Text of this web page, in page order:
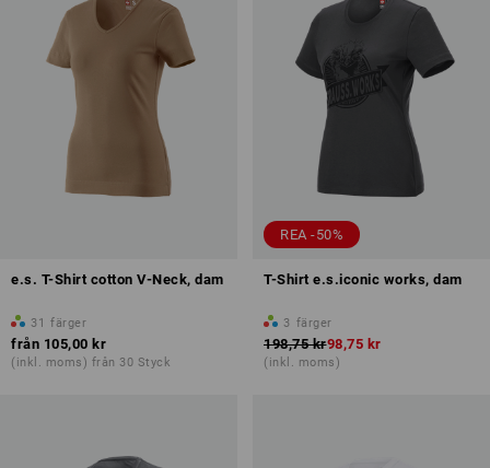
e.s. T-Shirt cotton V-Neck, dam
31 färger
från 105,00 kr
(inkl. moms) från 30 Styck
REA -50%
T-Shirt e.s.iconic works, dam
3 färger
198,75 kr98,75 kr
(inkl. moms)